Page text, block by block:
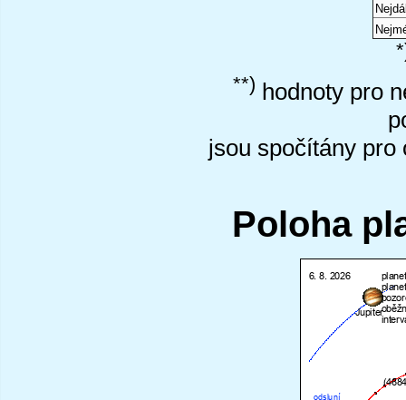
**) hodnoty pro
jsou spočítány pro
Poloha